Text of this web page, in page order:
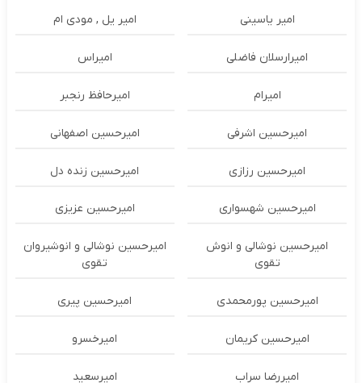
امیر یاسینی امیر یل , مودی ام
امیرارسلان فاضلی امیراس
امیرام امیرحافظ رنجبر
امیرحسین اشرفی امیرحسین اصفهانی
امیرحسین رزازی امیرحسین زنده دل
امیرحسین شهسواری امیرحسین عزیزی
امیرحسین نوشالی و انوش
تقوی
امیرحسین نوشالی و انوشیروان
تقوی
امیرحسین پورمحمدی امیرحسین پیری
امیرحسین کریمان امیرخسرو
امیررضا سراب امیرسعید